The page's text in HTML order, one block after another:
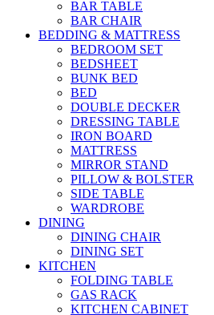
BAR TABLE
BAR CHAIR
BEDDING & MATTRESS
BEDROOM SET
BEDSHEET
BUNK BED
BED
DOUBLE DECKER
DRESSING TABLE
IRON BOARD
MATTRESS
MIRROR STAND
PILLOW & BOLSTER
SIDE TABLE
WARDROBE
DINING
DINING CHAIR
DINING SET
KITCHEN
FOLDING TABLE
GAS RACK
KITCHEN CABINET